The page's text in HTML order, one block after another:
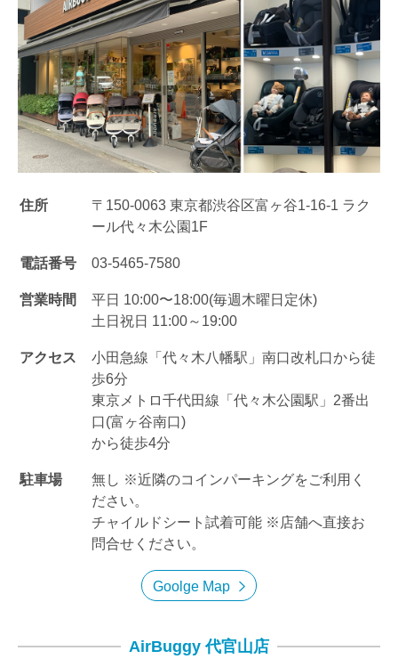
住所
〒150-0063 東京都渋谷区富ヶ谷1-16-1 ラク
ール代々木公園1F
電話番号 03-5465-7580
営業時間
平日 10:00〜18:00(毎週木曜日定休)
土日祝日 11:00～19:00
アクセス
小田急線「代々木八幡駅」南口改札口から徒
歩6分
東京メトロ千代田線「代々木公園駅」2番出
口(富ヶ谷南口)
から徒歩4分
駐車場
無し ※近隣のコインパーキングをご利用く
ださい。
チャイルドシート試着可能 ※店舗へ直接お
問合せください。
Goolge Map
AirBuggy 代官山店